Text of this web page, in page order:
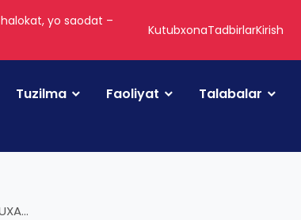
yo saodat –
KutubxonaTadbirlarKirish
Tuzilma Faoliyat Talabalar